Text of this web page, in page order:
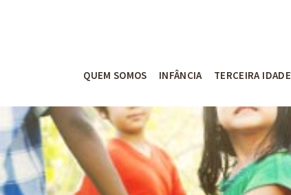
QUEM SOMOS INFÂNCIA TERCEIRA IDADE